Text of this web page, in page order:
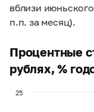
вблизи
п.п. за месяц).
Процентные
рублях, %
25